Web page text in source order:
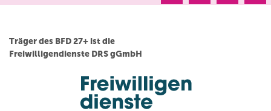
Träger des BFD 27+ ist die
Freiwilligendienste DRS gGmbH